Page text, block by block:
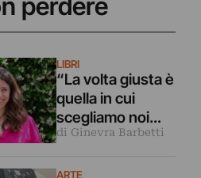
perdere
LIBRI
“La volta giusta è
quella in cui
scegliamo noi
stessi”.
di Ginevra Barbetti
ARTE